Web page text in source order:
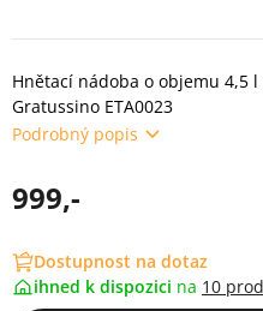
Hnětací nádoba o objemu 4,5
Gratussino ETA0023
Podrobný popis
999,-
Dostupnost na dotaz
ihned k dispozici na 10